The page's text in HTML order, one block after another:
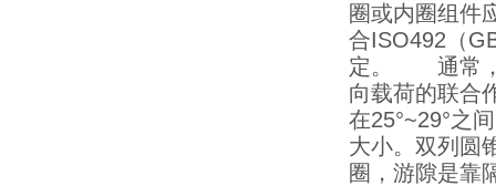
圈或内圈组件
合ISO492（
定。 通常，
向载荷的联合
在25°~29°之
大小。双列圆
圈，游隙是靠